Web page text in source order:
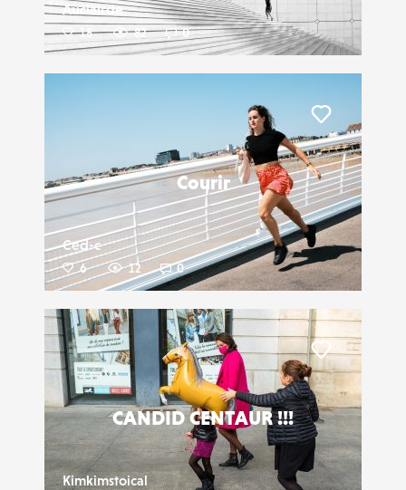
Auclairde
18 82 0
Courir
Ced-c
6 12 0
Liker
CANDID CENTAUR !!!
Kimkimstoical
Liker